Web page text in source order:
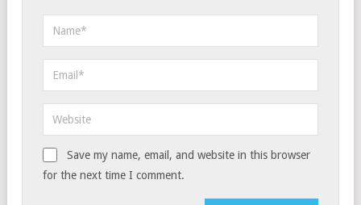
Save my name, email, and website in this browser
for the next time I comment.